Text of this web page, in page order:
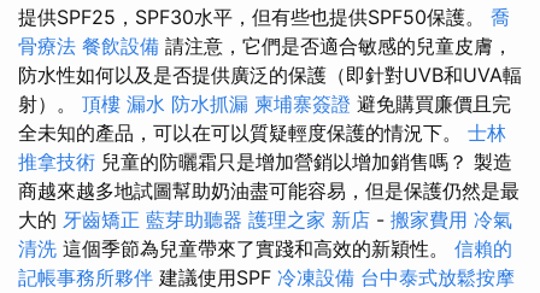
提供SPF25，SPF30水平，但有些也提供SPF50保護。 喬
骨療法 餐飲設備 請注意，它們是否適合敏感的兒童皮膚，
防水性如何以及是否提供廣泛的保護（即針對UVB和UVA輻
射）。 頂樓 漏水 防水抓漏 柬埔寨簽證 避免購買廉價且完
全未知的產品，可以在可以質疑輕度保護的情況下。 士林
推拿技術 兒童的防曬霜只是增加營銷以增加銷售嗎？ 製造
商越來越多地試圖幫助奶油盡可能容易，但是保護仍然是最
大的 牙齒矯正 藍芽助聽器 護理之家 新店 - 搬家費用 冷氣
清洗 這個季節為兒童帶來了實踐和高效的新穎性。 信賴的
記帳事務所夥伴 建議使用SPF 冷凍設備 台中泰式放鬆按摩